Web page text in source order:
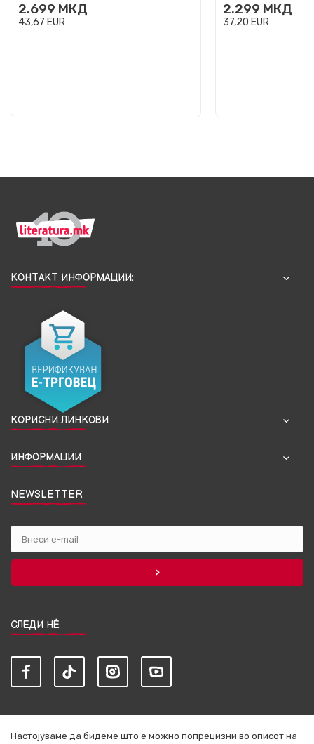
2.699 МКД
43,67 EUR
2.299 МКД
37,20 EUR
КОНТАКТ ИНФОРМАЦИИ:
КОРИСНИ ЛИНКОВИ
ИНФОРМАЦИИ
NEWSLETTER
СЛЕДИ НЀ
Настојуваме да бидеме што е можно попрецизни во описот на